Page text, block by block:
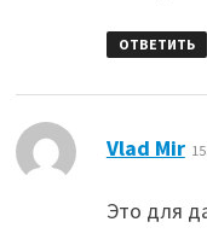
ОТВЕТИТЬ
Vlad Mir:
Это для